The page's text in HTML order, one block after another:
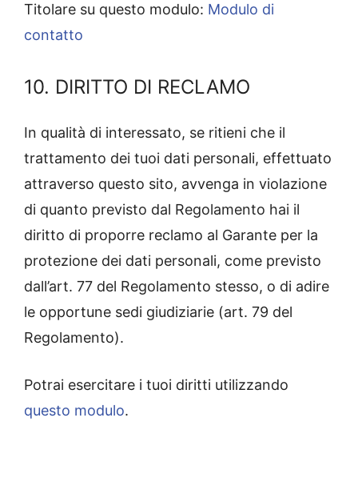
Titolare su questo modulo: Modulo di
contatto
10. DIRITTO DI RECLAMO
In qualità di interessato, se ritieni che il
trattamento dei tuoi dati personali, effettuato
attraverso questo sito, avvenga in violazione
di quanto previsto dal Regolamento hai il
diritto di proporre reclamo al Garante per la
protezione dei dati personali, come previsto
dall’art. 77 del Regolamento stesso, o di adire
le opportune sedi giudiziarie (art. 79 del
Regolamento).
Potrai esercitare i tuoi diritti utilizzando
questo modulo.